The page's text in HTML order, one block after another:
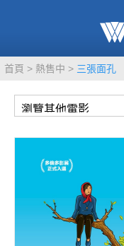
首頁 熱售中 三張面孔
TITAN SCREEN
MUCROWN
IMAX
4DX
VR 演唱會